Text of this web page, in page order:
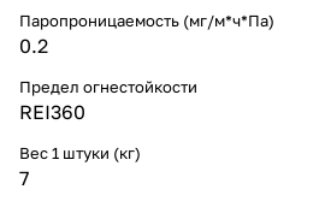
Паропроницаемость (мг/м*ч*Па)
0.2
Предел огнестойкости
REI360
Вес 1 штуки (кг)
7